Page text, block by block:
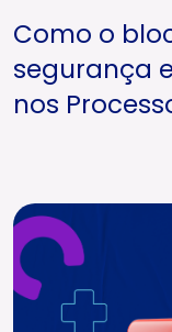
Como o
segurança
nos